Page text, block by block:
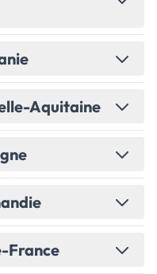
Aquitaine
France